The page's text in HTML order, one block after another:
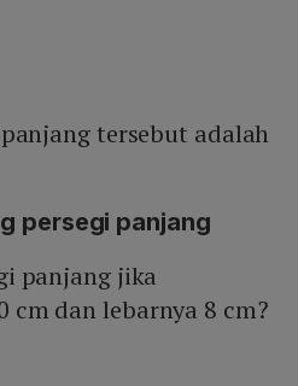
tersebut adalah
persegi panjang
panjang jika
cm dan lebarnya 8 cm?